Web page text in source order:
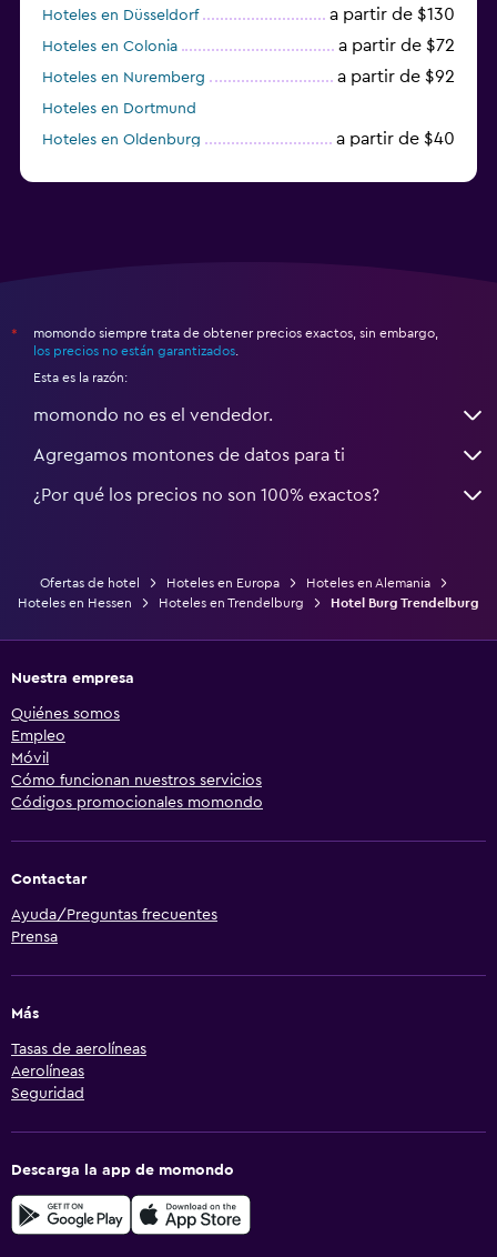
Hoteles en Düsseldorf a partir de $130
Hoteles en Colonia a partir de $72
Hoteles en Nuremberg a partir de $92
Hoteles en Dortmund
Hoteles en Oldenburg
a partir de $40
*
momondo siempre trata de obtener precios exactos, sin embargo,
los precios no están garantizados
Esta es la razón:
momondo no es el vendedor.
Agregamos montones de datos para ti
¿Por qué los precios no son 100% exactos?
Ofertas de hotel Hoteles en Europa
Hoteles en Alemania
Hoteles en Hessen
Hoteles en Trendelburg Hotel Burg Trendelburg
Nuestra empresa
Quiénes somos
Empleo
Móvil
Cómo funcionan nuestros servicios
Códigos promocionales momondo
Contactar
Ayuda/Preguntas frecuentes
Prensa
Más
Tasas de aerolíneas
Aerolíneas
Seguridad
Descarga la app de momondo